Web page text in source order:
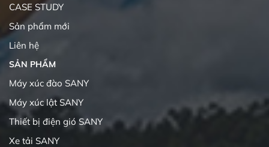
CASE STUDY
Sản phẩm mới
Liên hệ
SẢN PHẨM
Máy xúc đào SANY
Máy xúc lật SANY
Thiết bị điện gió SANY
Xe tải SANY